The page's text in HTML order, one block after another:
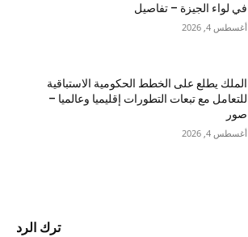
في لواء الجيزة – تفاصيل
أغسطس 4, 2026
الملك يطلع على الخطط الحكومية الاستباقية
للتعامل مع تبعات التطورات إقليميا وعالميا –
صور
أغسطس 4, 2026
ترك الرد